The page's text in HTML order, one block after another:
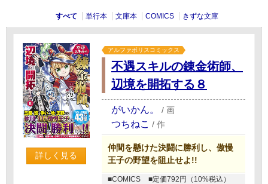
すべて 単行本 文庫本 COMICS きずな文庫
詳しく見る
アルファポリスコミックス
不遇スキルの錬金術師、
辺境を開拓する８
がいかん。 / 画
つちねこ / 作
仲間を懸けた決闘に勝利し、傲慢
王子の野望を阻止せよ!!
■COMICS
■定価792円（10%税込）